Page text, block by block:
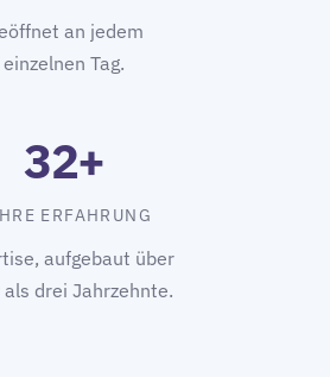
an jedem
einzelnen Tag.
32+
ERFAHRUNG
aufgebaut über
als drei Jahrzehnte.